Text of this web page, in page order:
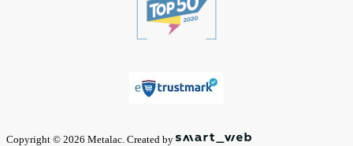
Copyright © 2026 Metalac. Created by